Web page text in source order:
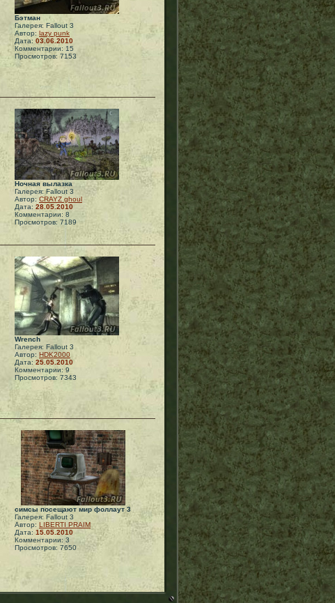
Бэтман
Галерея: Fallout 3
Автор: lazy punk
Дата: 03.06.2010
Комментарии: 15
Просмотров: 7153
Ночная вылазка
Галерея: Fallout 3
Автор: CRAYZ ghoul
Дата: 28.05.2010
Комментарии: 8
Просмотров: 7189
Wrench
Галерея: Fallout 3
Автор: HDK2000
Дата: 25.05.2010
Комментарии: 9
Просмотров: 7343
симсы посещают мир фоллаут 3
Галерея: Fallout 3
Автор: LIBERTI PRAIM
Дата: 15.05.2010
Комментарии: 3
Просмотров: 7650